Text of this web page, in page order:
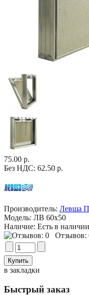
75.00 р.
Без НДС: 62.50 р.
Производитель: Левша
Модель: ЛВ 60х50
Наличие: Есть в наличии
Отзывов:
в закладки
Быстрый заказ